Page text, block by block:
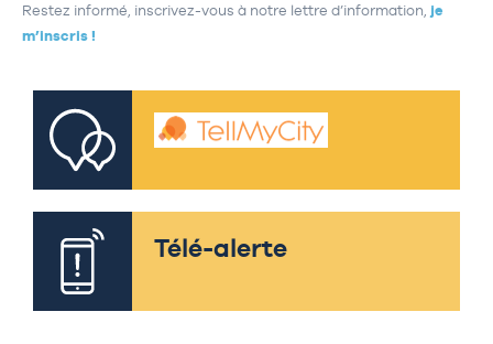
Restez informé, inscrivez-vous à notre lettre d’information, je
m’inscris !
Télé-alerte